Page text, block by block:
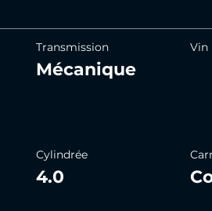
Transmission
Mécanique
Vin
Cylindrée
4.0